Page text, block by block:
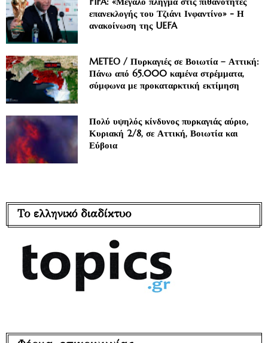
επανεκλογής του Τζιάνι Ινφαντίνο» - Η
ανακοίνωση της UEFA
METEO / Πυρκαγιές σε Βοιωτία – Αττική:
Πάνω από 65.000 καμένα στρέμματα,
σύμφωνα με προκαταρκτική εκτίμηση
Πολύ υψηλός κίνδυνος πυρκαγιάς αύριο,
Κυριακή 2/8, σε Αττική, Βοιωτία και
Εύβοια
Το ελληνικό διαδίκτυο